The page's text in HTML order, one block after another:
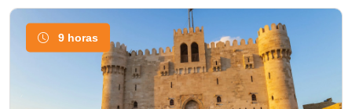
9 horas